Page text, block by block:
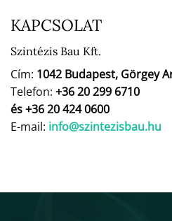
KAPCSOLAT
Szintézis Bau Kft.
Cím: 1042 Budapest, Görgey
Telefon: +36 20 299 6710
és +36 20 424 0600
E-mail: info@szintezisbau.hu